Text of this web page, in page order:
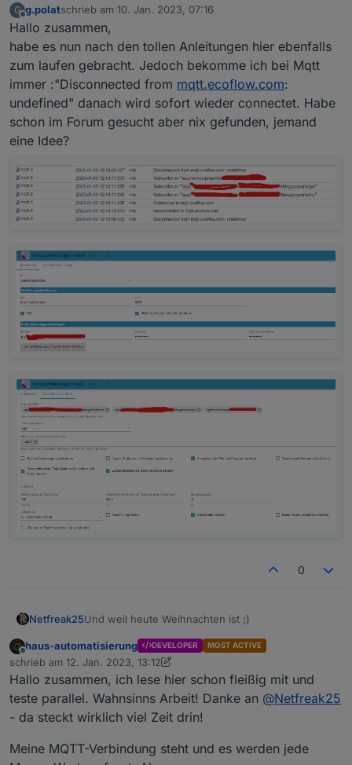
G
Offline
g.polatschrieb am 10. Jan. 2023, 07:16
zuletzt editiert von
Hallo zusammen,
habe es nun nach den tollen Anleitungen hier ebenfalls
zum laufen gebracht. Jedoch bekomme ich bei Mqtt
immer :"Disconnected from mqtt.ecoflow.com:
undefined" danach wird sofort wieder connectet. Habe
schon im Forum gesucht aber nix gefunden, jemand
eine Idee?
0
Netfreak25Und weil heute Weihnachten ist ;)
AC Enable/Disable
Published nach:
/app/UserID/Seriennummer/thing/property/set
Die UserID bekommt man auch von meinem mqqt
credentials skript.
  "from": "Android",
Offline
haus-automatisierung DEVELOPER MOST ACTIVE
schrieb am 12. Jan. 2023, 13:12
zuletzt editiert von haus-automatisierung
Hallo zusammen, ich lese hier schon fleißig mit und
teste parallel. Wahnsinns Arbeit! Danke an @Netfreak25
- da steckt wirklich viel Zeit drin!
Meine MQTT-Verbindung steht und es werden jede